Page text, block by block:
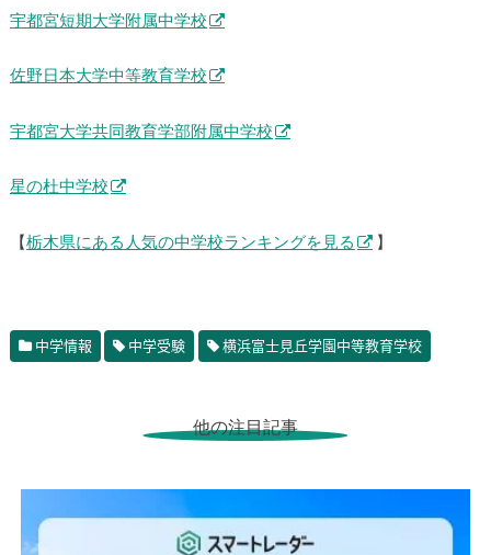
宇都宮短期大学附属中学校
佐野日本大学中等教育学校
宇都宮大学共同教育学部附属中学校
星の杜中学校
【 栃木県にある人気の中学校ランキングを見る 】
中学情報 中学受験 横浜富士見丘学園中等教育学校
他の注目記事